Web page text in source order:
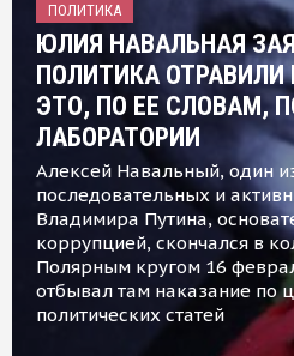
ПОЛИТИКА
ЮЛИЯ НАВАЛЬНАЯ
ПОЛИТИКА
ЭТО, ПО ЕЕ СЛОВАМ,
ЛАБОРАТОРИИ
Алексей Навальный, один
последовательных и
Владимира Путина,
коррупцией, скончался в
Полярным кругом 16
отбывал там наказание по
политических статей